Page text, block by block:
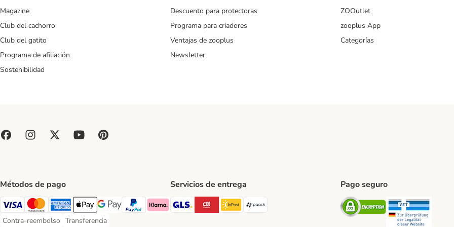
Magazine
Club del cachorro
Club del gatito
Programa de afiliación
Sostenibilidad
Descuento para protectoras
Programa para criadores
Ventajas de zooplus
Newsletter
ZOOutlet
zooplus App
Categorías
Métodos de pago
Visa Payment Method
Mastercard Payment Method
American Express Payment Method
Apple Pay Payment Method
Google Pay Payment Method
PayPal Payment Method
Klarna Payment Method
Contra-reembolso Transferencia
Servicios de entrega
GLS Shipping Method
CTTExpress Shipping Method
InPost Shipping Method
paack Shipping Method
Pago seguro
Security